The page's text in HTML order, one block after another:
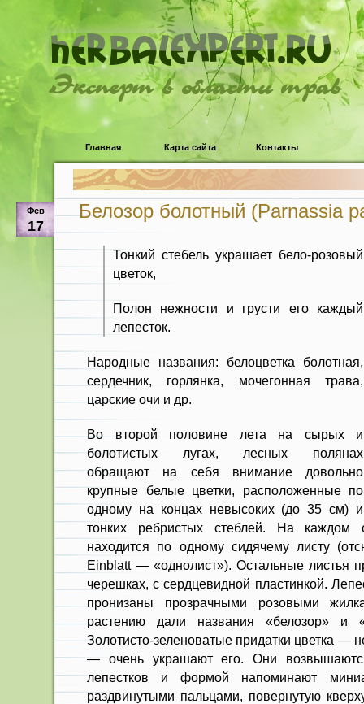
Эксперт в области трав
Главная Карта сайта Контакты
Фев
17
Белозор болотный (Parnassia
Тонкий стебель украшает бело-розовый
цветок,
Полон нежности и грусти его каждый
лепесток.
Народные названия: белоцветка болотная,
сердечник, горлянка, мочегонная трава,
царские очи и др.
Во второй половине лета на сырых и
болотистых лугах, лесных полянах
обращают на себя внимание довольно
крупные белые цветки, расположенные по
одному на концах невысоких (до 35 см) и
тонких ребристых стеблей. На каждом
находится по одному сидячему листу
Einblatt — «однолист»). Остальные листья
черешках, с сердцевидной пластинкой.
пронизаны прозрачными розовыми
растению дали названия «белозор» и
Золотисто-зеленоватые придатки цветка —
— очень украшают его. Они
лепестков и формой напоминают
раздвинутыми пальцами, повернутую